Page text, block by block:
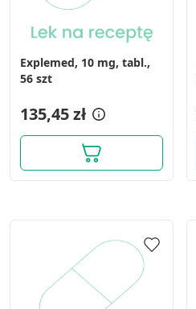
Explemed, 10 mg, tabl.,
56 szt
135,45 zł